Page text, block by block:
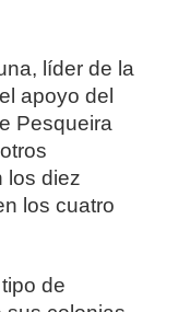
líder de la
apoyo del
Pesqueira
los diez
los cuatro
de